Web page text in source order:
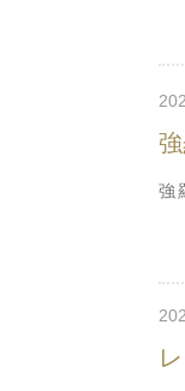
強